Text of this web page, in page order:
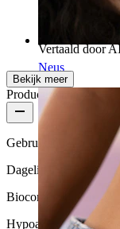
Neus
Vertaald door
Bekijk meer
Productkwaliteit
Gebruikshoeveelheid
Dagelijks gebruik
Biocompatibiliteit
Hypoallergeen